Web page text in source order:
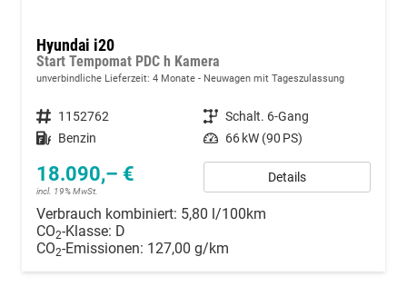
Hyundai i20
Start Tempomat PDC h Kamera
unverbindliche Lieferzeit: 4 Monate Neuwagen mit Tageszulassung
Fahrzeugnummer 1152762 Getriebe Schalt. 6-Gang
Kraftstoff Benzin Leistung 66 kW (90 PS)
18.090,– €
incl. 19% MwSt.
Details
Verbrauch kombiniert: 5,80 l/100km
CO2-Klasse: D
CO2-Emissionen: 127,00 g/km